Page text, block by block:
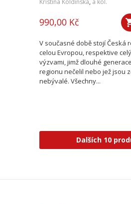
Kristina Koldinská, a kol.
990,00 Kč
V současné době stojí Česká
celou Evropou, respektive
výzvami, jimž dlouhé
regionu nečelil nebo jež jsou
nebývalé. Všechny...
Dalších 10